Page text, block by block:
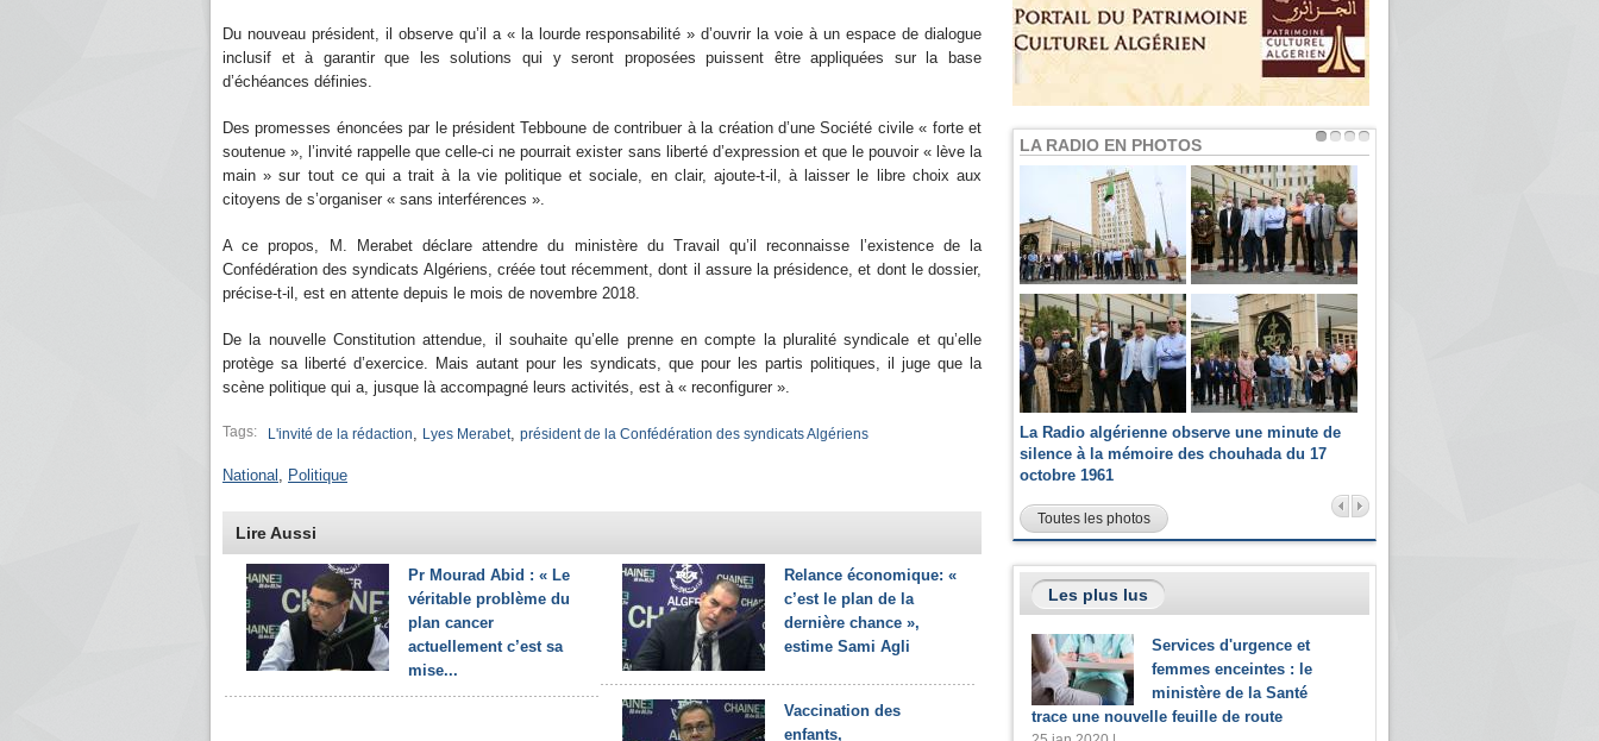
Du nouveau président, il observe qu’il a « la lourde responsabilité » d’ouvrir la voie à un espace de dialogue
inclusif et à garantir que les solutions qui y seront proposées puissent être appliquées sur la base
d’échéances définies.
Des promesses énoncées par le président Tebboune de contribuer à la création d’une Société civile « forte et
soutenue », l’invité rappelle que celle-ci ne pourrait exister sans liberté d’expression et que le pouvoir « lève la
main » sur tout ce qui a trait à la vie politique et sociale, en clair, ajoute-t-il, à laisser le libre choix aux
citoyens de s’organiser « sans interférences ».
A ce propos, M. Merabet déclare attendre du ministère du Travail qu’il reconnaisse l’existence de la
Confédération des syndicats Algériens, créée tout récemment, dont il assure la présidence, et dont le dossier,
précise-t-il, est en attente depuis le mois de novembre 2018.
De la nouvelle Constitution attendue, il souhaite qu’elle prenne en compte la pluralité syndicale et qu’elle
protège sa liberté d’exercice. Mais autant pour les syndicats, que pour les partis politiques, il juge que la
scène politique qui a, jusque là accompagné leurs activités, est à « reconfigurer ».
Tags: L'invité de la rédaction, Lyes Merabet, président de la Confédération des syndicats Algériens
National , Politique
Lire Aussi
Pr Mourad Abid : « Le
véritable problème du
plan cancer
actuellement c’est sa
mise...
Relance économique: «
c’est le plan de la
dernière chance »,
estime Sami Agli
Vaccination des
enfants,
LA RADIO EN PHOTOS
La Radio algérienne observe une minute de
silence à la mémoire des chouhada du 17
octobre 1961
Toutes les photos
Les plus lus
Services d'urgence et
femmes enceintes : le
ministère de la Santé
trace une nouvelle feuille de route